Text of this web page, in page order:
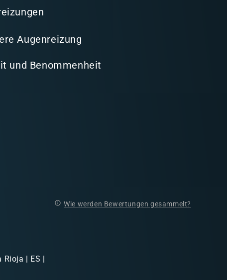
Augenreizung
und Benommenheit
Wie werden Bewertungen gesammelt?
| ES |